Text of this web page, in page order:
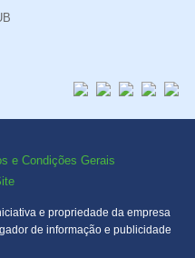
e Condições Gerais
e propriedade da empresa
de informação e publicidade